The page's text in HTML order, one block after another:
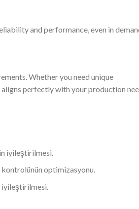
and performance, even in
Whether you need unique
perfectly with your production
iyileştirilmesi.
kontrolünün optimizasyonu.
iyileştirilmesi.